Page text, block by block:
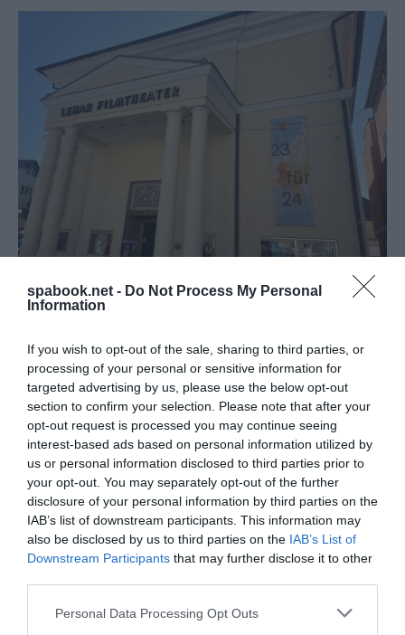
spabook.net - Do Not Process My Personal
Information
If you wish to opt-out of the sale, sharing to third parties, or
processing of your personal or sensitive information for
targeted advertising by us, please use the below opt-out
section to confirm your selection. Please note that after your
opt-out request is processed you may continue seeing
interest-based ads based on personal information utilized by
us or personal information disclosed to third parties prior to
your opt-out. You may separately opt-out of the further
disclosure of your personal information by third parties on the
IAB’s list of downstream participants. This information may
also be disclosed by us to third parties on the IAB’s List of
Downstream Participants that may further disclose it to other
Please note that this website/app uses one or more Google
Personal Data Processing Opt Outs
A kulturális évad egyik kirakateseménye a
linzi
Lentos múzeum „Képek utazása” című kiállítása
lesz, amely a nácik műkincslopásának témájával
foglalkozik. A fő kiállításLinzbenlesz látható, de
lesznek regionális kapcsolódó társkiállítások is
pl.Bad Aussee-ban is, ahol Wolfgang Gurlitt
műkereskedő életét mutatják be a Kammerhof
Múzeumban.Lauffentelepülésen „A dolgok élete.
Ellopták, elrabolták, megmentették” címmel nyílik
meg a hasonló tematikát feldolgozó tárlat. Ennek
előzménye, hogy a nácik által a „Különleges Linz
Művelet” fedőnevű akció keretében ellopott
műtárgyakat rejtették el a környék sóbányáiban,